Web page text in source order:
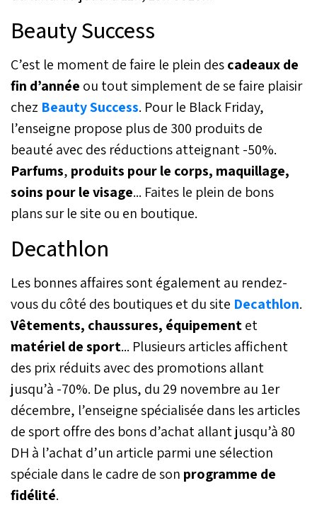
Beauty Success
C’est le moment de faire le plein descadeaux de
fin d’année ou tout simplement de se faire plaisir
chez Beauty Success. Pour le Black Friday,
l’enseigne propose plus de 300 produits de
beauté avec des réductions atteignant -50%.
Parfums, produits pour le corps, maquillage,
soins pour le visage... Faites le plein de bons
plans sur le site ou en boutique.
Decathlon
Les bonnes affaires sont également au rendez-
vous du côté des boutiques et du site Decathlon.
Vêtements, chaussures, équipementet
matériel de sport... Plusieurs articles affichent
des prix réduits avec des promotions allant
jusqu’à -70%. De plus, du 29 novembre au 1er
décembre, l’enseigne spécialisée dans les articles
de sport offre des bons d’achat allant jusqu’à 80
DH à l’achat d’un article parmi une sélection
spéciale dans le cadre de son programme de
fidélité.